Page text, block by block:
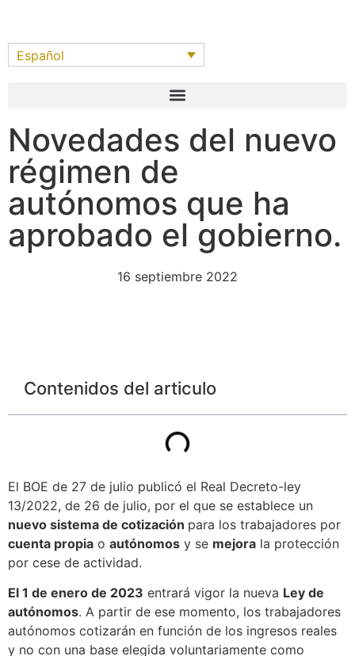
Español
Novedades del nuevo
régimen de
autónomos que ha
aprobado el gobierno.
16 septiembre 2022
Contenidos del articulo
El BOE de 27 de julio publicó el Real Decreto-ley
13/2022, de 26 de julio, por el que se establece un
nuevo sistema de cotización para los trabajadores por
cuenta propia o autónomos y se mejora la protección
por cese de actividad.
El 1 de enero de 2023 entrará vigor la nueva Ley de
autónomos. A partir de ese momento, los trabajadores
autónomos cotizarán en función de los ingresos reales
y no con una base elegida voluntariamente como